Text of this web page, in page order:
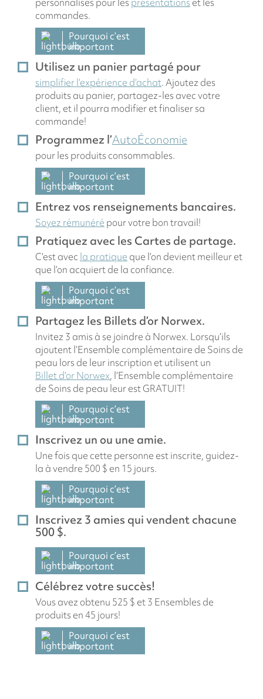
commandes.
Pourquoi c’est
important
Utilisez un panier partagé pour
simplifier l’expérience d’achat. Ajoutez des
produits au panier, partagez-les avec votre
client, et il pourra modifier et finaliser sa
commande!
Programmez l’AutoÉconomie
pour les produits consommables.
Pourquoi c’est
important
Entrez vos renseignements bancaires.
Soyez rémunéré pour votre bon travail!
Pratiquez avec les Cartes de partage.
C’est avec la pratique que l’on devient meilleur et
que l’on acquiert de la confiance.
Pourquoi c’est
important
Partagez les Billets d’or Norwex.
Invitez 3 amis à se joindre à Norwex. Lorsqu’ils
ajoutent l’Ensemble complémentaire de Soins de
peau lors de leur inscription et utilisent un
Billet d’or Norwex, l’Ensemble complémentaire
de Soins de peau leur est GRATUIT!
Pourquoi c’est
important
Inscrivez un ou une amie.
Une fois que cette personne est inscrite, guidez-
la à vendre 500 $ en 15 jours.
Pourquoi c’est
important
Inscrivez 3 amies qui vendent chacune
500 $.
Pourquoi c’est
important
Célébrez votre succès!
Vous avez obtenu 525 $ et 3 Ensembles de
produits en 45 jours!
Pourquoi c’est
important